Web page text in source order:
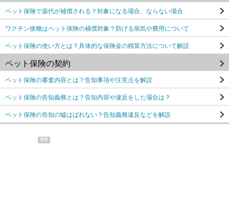
ペット保険で薬代が補償される？対象になる場合、ならない場合
ワクチン接種はペット保険の補償対象？防げる病気や費用について
ペット保険の使い方とは？具体的な保険金の精算方法について解説
ペット保険の契約
ペット保険の審査内容とは？告知事項や注意点を解説
ペット保険の告知義務とは？告知内容や違反をした場合は？
ペット保険の告知の嘘はばれない？告知義務違反などを解説
PR